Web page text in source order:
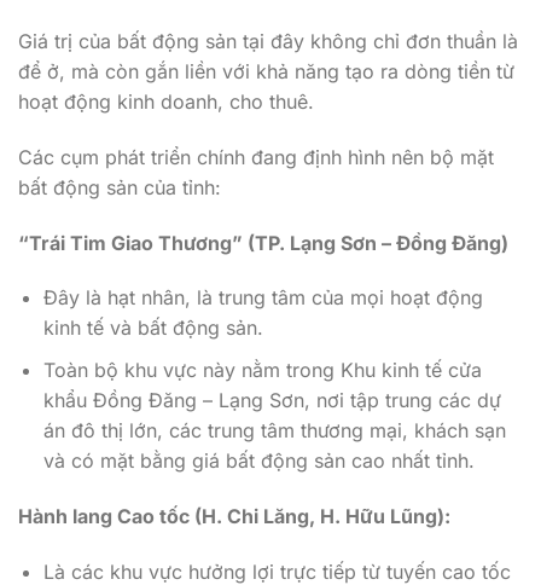
Giá trị của bất động sản tại đây không chỉ đơn thuần là
để ở, mà còn gắn liền với khả năng tạo ra dòng tiền từ
hoạt động kinh doanh, cho thuê.
Các cụm phát triển chính đang định hình nên bộ mặt
bất động sản của tỉnh:
“Trái Tim Giao Thương” (TP. Lạng Sơn – Đồng Đăng)
Đây là hạt nhân, là trung tâm của mọi hoạt động
kinh tế và bất động sản.
Toàn bộ khu vực này nằm trong Khu kinh tế cửa
khẩu Đồng Đăng – Lạng Sơn, nơi tập trung các dự
án đô thị lớn, các trung tâm thương mại, khách sạn
và có mặt bằng giá bất động sản cao nhất tỉnh.
Hành lang Cao tốc (H. Chi Lăng, H. Hữu Lũng):
Là các khu vực hưởng lợi trực tiếp từ tuyến cao tốc